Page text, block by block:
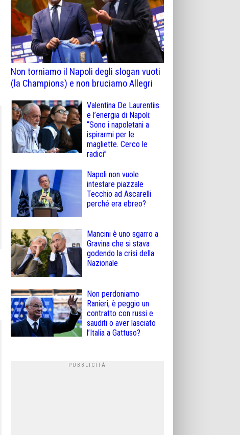
Non torniamo il Napoli degli slogan vuoti
(la Champions) e non bruciamo Allegri
Valentina De Laurentiis
e l’energia di Napoli:
“Sono i napoletani a
ispirarmi per le
magliette. Cerco le
radici”
Napoli non vuole
intestare piazzale
Tecchio ad Ascarelli
perché era ebreo?
Mancini è uno sgarro a
Gravina che si stava
godendo la crisi della
Nazionale
Non perdoniamo
Ranieri, è peggio un
contratto con russi e
sauditi o aver lasciato
l’Italia a Gattuso?